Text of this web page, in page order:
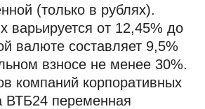
(только в рублях).
варьируется от 12,45% до
валюте составляет 9,5%
взносе не менее 30%.
компаний корпоративных
ВТБ24 переменная